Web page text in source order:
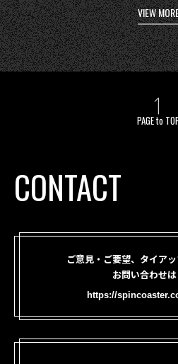
VIEW
PAGE to
CONTACT
ご意見・ご要望、タイア
お問い合わせは
https://